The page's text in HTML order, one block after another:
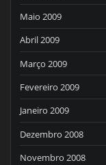
Maio 2009
Abril 2009
Março 2009
Fevereiro 2009
Janeiro 2009
Dezembro 2008
Novembro 2008